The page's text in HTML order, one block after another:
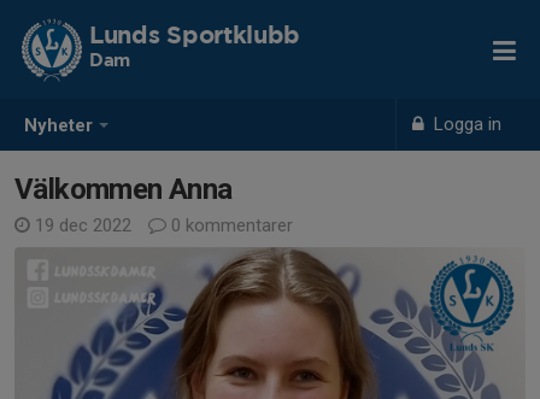
Nyheter Logga in
Lunds Sportklubb
Dam
Välkommen Anna
19 dec 2022 0 kommentarer